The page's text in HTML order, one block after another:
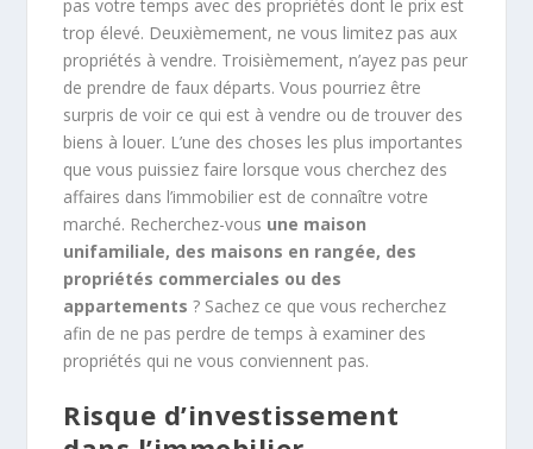
pas votre temps avec des propriétés dont le prix est
trop élevé. Deuxièmement, ne vous limitez pas aux
propriétés à vendre. Troisièmement, n’ayez pas peur
de prendre de faux départs. Vous pourriez être
surpris de voir ce qui est à vendre ou de trouver des
biens à louer. L’une des choses les plus importantes
que vous puissiez faire lorsque vous cherchez des
affaires dans l’immobilier est de connaître votre
marché. Recherchez-vous une maison
unifamiliale, des maisons en rangée, des
propriétés commerciales ou des
appartements ? Sachez ce que vous recherchez
afin de ne pas perdre de temps à examiner des
propriétés qui ne vous conviennent pas.
Risque d’investissement